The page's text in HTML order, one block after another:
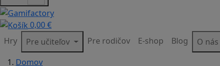
0,00 €
Hry
Pre učiteľov Pre rodičov E-shop Blog
O nás
Domov